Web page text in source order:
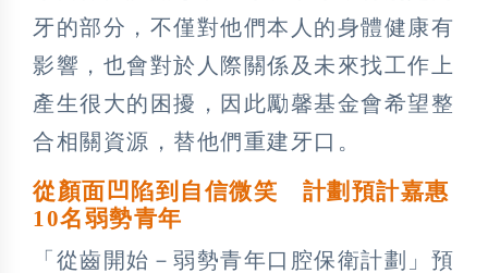
牙的部分，不僅對他們本人的身體健康有
影響，也會對於人際關係及未來找工作上
產生很大的困擾，因此勵馨基金會希望整
合相關資源，替他們重建牙口。
從顏面凹陷到自信微笑 計劃預計嘉惠
10名弱勢青年
「從齒開始－弱勢青年口腔保衛計劃」預